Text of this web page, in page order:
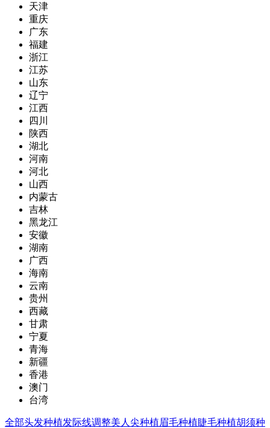
天津
重庆
广东
福建
浙江
江苏
山东
辽宁
江西
四川
陕西
湖北
河南
河北
山西
内蒙古
吉林
黑龙江
安徽
湖南
广西
海南
云南
贵州
西藏
甘肃
宁夏
青海
新疆
香港
澳门
台湾
全部头发种植发际线调整美人尖种植眉毛种植睫毛种植胡须种